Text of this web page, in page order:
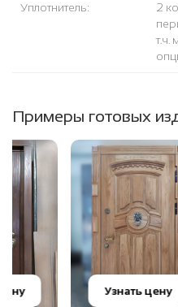
Уплотнитель:
2
т.ч.
Примеры готовых
Узнать цену